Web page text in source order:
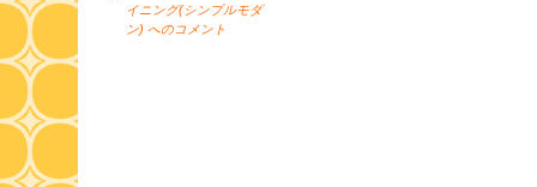
イニング(シンプルモダ
ン) へのコメント